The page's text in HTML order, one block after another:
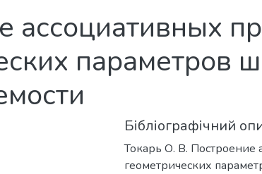
ассоциативных
параметров
Бібліографічний
Токарь О. В. Построение
геометрических